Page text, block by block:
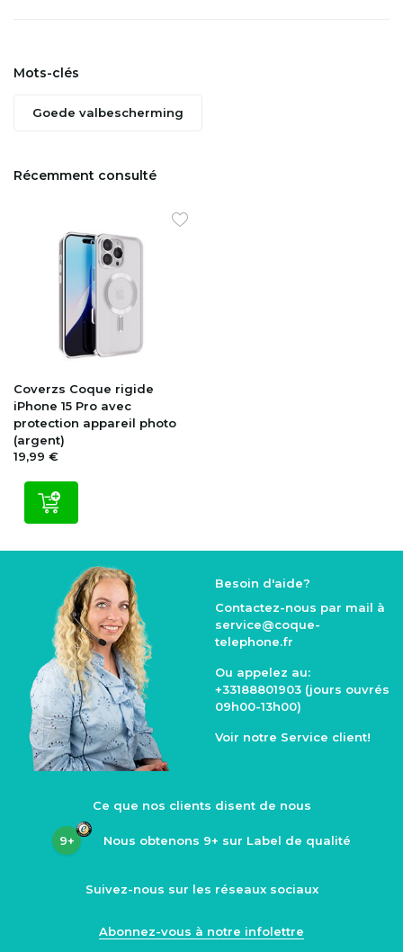
Mots-clés
Goede valbescherming
Récemment consulté
Coverzs Coque rigide
iPhone 15 Pro avec
protection appareil photo
(argent)
19,99 €
Besoin d'aide?
Contactez-nous par mail à
service@coque-
telephone.fr
Ou appelez au:
+33188801903 (jours ouvrés
09h00-13h00)
Voir notre Service client!
Ce que nos clients disent de nous
9+ Nous obtenons 9+ sur Label de qualité
Suivez-nous sur les réseaux sociaux
Abonnez-vous à notre infolettre